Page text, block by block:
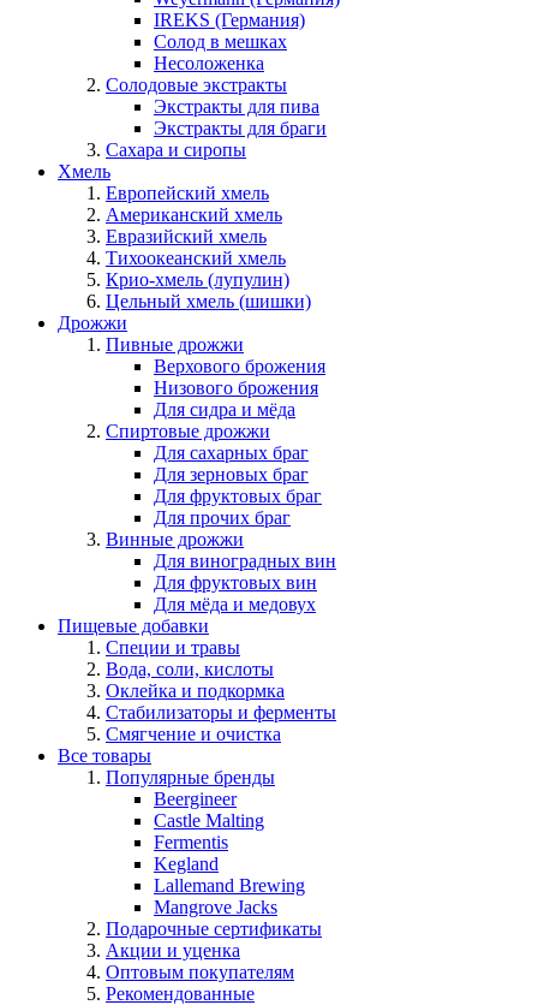
IREKS (Германия)
Солод в мешках
Несоложенка
Солодовые экстракты
Экстракты для пива
Экстракты для браги
Сахара и сиропы
Хмель
Европейский хмель
Американский хмель
Евразийский хмель
Тихоокеанский хмель
Крио-хмель (лупулин)
Цельный хмель (шишки)
Дрожжи
Пивные дрожжи
Верхового брожения
Низового брожения
Для сидра и мёда
Спиртовые дрожжи
Для сахарных браг
Для зерновых браг
Для фруктовых браг
Для прочих браг
Винные дрожжи
Для виноградных вин
Для фруктовых вин
Для мёда и медовух
Пищевые добавки
Специи и травы
Вода, соли, кислоты
Оклейка и подкормка
Стабилизаторы и ферменты
Смягчение и очистка
Все товары
Популярные бренды
Beergineer
Castle Malting
Fermentis
Kegland
Lallemand Brewing
Mangrove Jacks
Подарочные сертификаты
Акции и уценка
Оптовым покупателям
Рекомендованные